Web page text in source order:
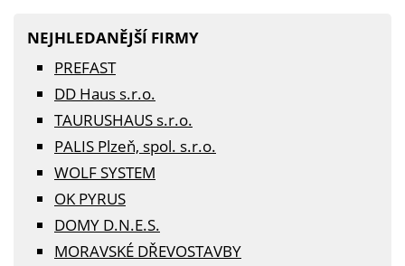
NEJHLEDANĚJŠÍ FIRMY
PREFAST
DD Haus s.r.o.
TAURUSHAUS s.r.o.
PALIS Plzeň, spol. s.r.o.
WOLF SYSTEM
OK PYRUS
DOMY D.N.E.S.
MORAVSKÉ DŘEVOSTAVBY